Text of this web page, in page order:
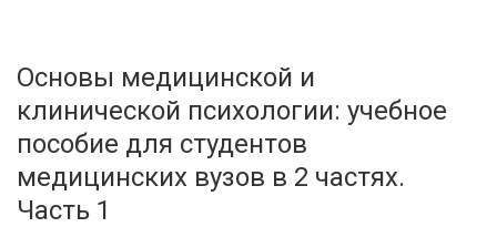
Основы медицинской и
клинической психологии: учебное
пособие для студентов
медицинских вузов в 2 частях.
Часть 1